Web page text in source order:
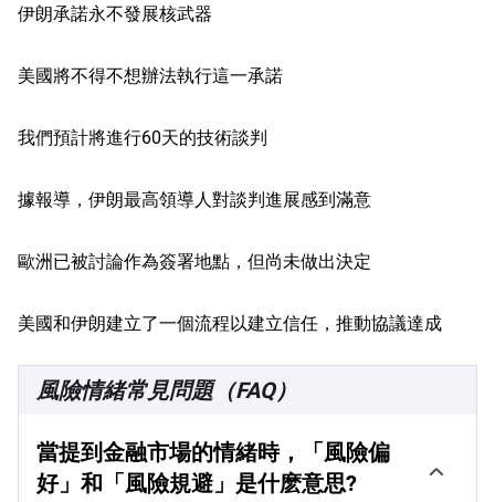
伊朗承諾永不發展核武器
美國將不得不想辦法執行這一承諾
我們預計將進行60天的技術談判
據報導，伊朗最高領導人對談判進展感到滿意
歐洲已被討論作為簽署地點，但尚未做出決定
美國和伊朗建立了一個流程以建立信任，推動協議達成
風險情緒常見問題（FAQ）
當提到金融市場的情緒時，「風險偏
好」和「風險規避」是什麽意思?